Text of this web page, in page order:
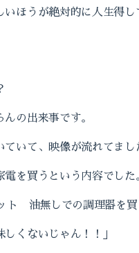
いほうが絶対的に人生得
の出来事です。
ていて、映像が流れてまし
を買うという内容でした
ト 油無しでの調理器を買
しくないじゃん！！」